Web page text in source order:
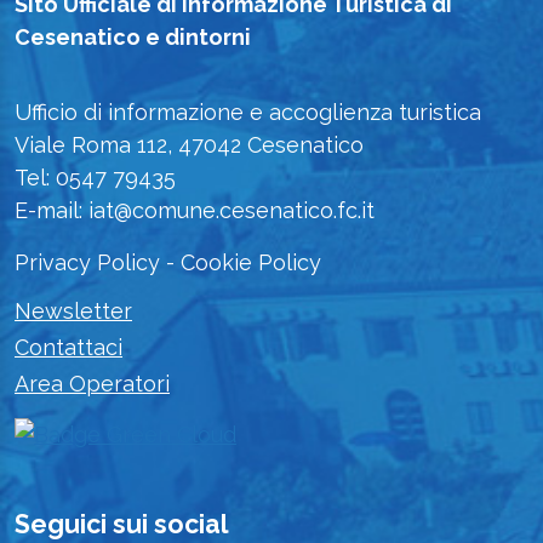
Cesenatico e dintorni
Ufficio di informazione e accoglienza turistica
Viale Roma 112, 47042 Cesenatico
Tel: 0547 79435
E-mail: iat@comune.cesenatico.fc.it
Privacy Policy - Cookie Policy
Newsletter
Contattaci
Area Operatori
Seguici sui social